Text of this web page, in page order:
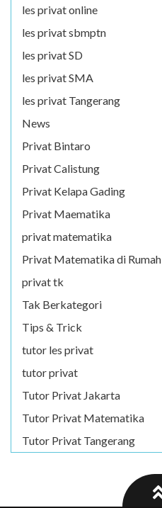
les privat online
les privat sbmptn
les privat SD
les privat SMA
les privat Tangerang
News
Privat Bintaro
Privat Calistung
Privat Kelapa Gading
Privat Maematika
privat matematika
Privat Matematika di Rumah
privat tk
Tak Berkategori
Tips & Trick
tutor les privat
tutor privat
Tutor Privat Jakarta
Tutor Privat Matematika
Tutor Privat Tangerang